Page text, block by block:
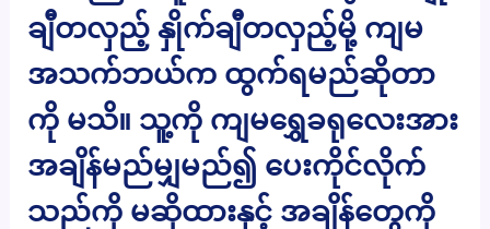
ချီတလှည့် နှိုက်ချီတလှည့်မို့ ကျမ
အသက်ဘယ်က ထွက်ရမည်ဆိုတာ
ကို မသိ။ သူ့ကို ကျမရွှေခရုလေးအား
အချိန်မည်မျှမည်၍ ပေးကိုင်လိုက်
သည်ကို မဆိုထားနှင့် အချိန်တွေကို